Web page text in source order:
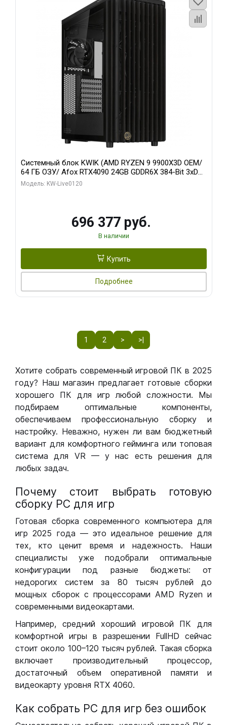
Системный блок KWIK (AMD RYZEN 9 9900X3D OEM/
64 ГБ ОЗУ/ Afox RTX4090 24GB GDDR6X 384-Bit 3xDP
HDMI ATX Turbo/ 1 ТБ SSD)
Модель: KW-Live0120
696 377 руб.
В наличии
Купить
Подробнее
1 2 > >|
Хотите собрать современный игровой ПК в 2025
году? Наш магазин предлагает готовые сборки
хорошего ПК для игр любой сложности. Мы
подбираем оптимальные компоненты,
обеспечиваем профессиональную сборку и
настройку. Неважно, нужен ли вам бюджетный
вариант для комфортного гейминга или топовая
система для VR — у нас есть решения для
любых задач.
Почему стоит выбрать готовую
сборку РС для игр
Готовая сборка современного компьютера для
игр 2025 года — это идеальное решение для
тех, кто ценит время и надежность. Наши
специалисты уже подобрали оптимальные
конфигурации под разные бюджеты: от
недорогих систем за 80 тысяч рублей до
мощных сборок с процессорами AMD Ryzen и
современными видеокартами.
Например, средний хороший игровой ПК для
комфортной игры в разрешении FullHD сейчас
стоит около 100–120 тысяч рублей. Такая сборка
включает производительный процессор,
достаточный объем оперативной памяти и
видеокарту уровня RTX 4060.
Как собрать РС для игр без ошибок